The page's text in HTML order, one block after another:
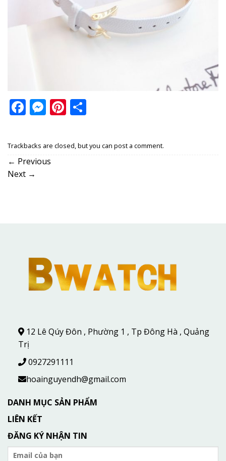
Facebook
Messenger
Pinterest
Trackbacks are closed, but you can post a comment.
← Previous
Next →
12 Lê Qúy Đôn , Phường 1 , Tp Đông Hà , Quảng
Trị
0927291111
hoainguyendh@gmail.com
DANH MỤC SẢN PHẨM
LIÊN KẾT
ĐĂNG KÝ NHẬN TIN